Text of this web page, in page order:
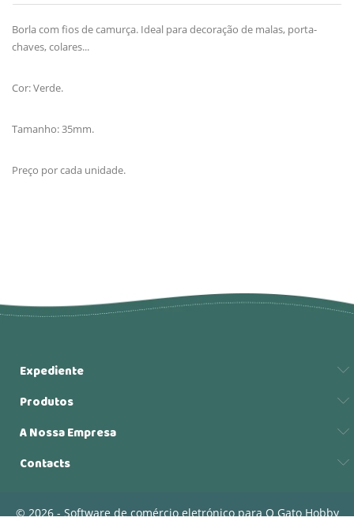
Borla com fios de camurça. Ideal para decoração de malas, porta-
chaves, colares...
Cor: Verde.
Tamanho: 35mm.
Preço por cada unidade.
Expediente
Produtos
A Nossa Empresa
Contacts
© 2026 - Software de comércio eletrónico para O Gato Hobby